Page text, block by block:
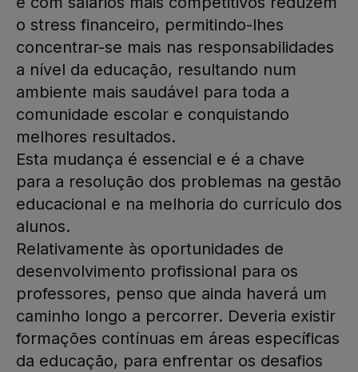
o stress financeiro, permitindo-lhes
concentrar-se mais nas responsabilidades
a nível da educação, resultando num
ambiente mais saudável para toda a
comunidade escolar e conquistando
melhores resultados.
Esta mudança é essencial e é a chave
para a resolução dos problemas na gestão
educacional e na melhoria do currículo dos
alunos.
Relativamente às oportunidades de
desenvolvimento profissional para os
professores, penso que ainda haverá um
caminho longo a percorrer. Deveria existir
formações contínuas em áreas específicas
da educação, para enfrentar os desafios